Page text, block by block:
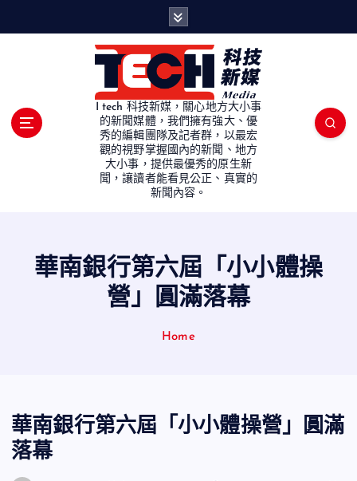
I tech 科技新媒，關心地方大小事
的新聞媒體，我們擁有強大、優
秀的編輯團隊及記者群，以最宏
觀的視野掌握國內的新聞、地方
大小事，提供最優秀的原生新
聞，讓讀者能看見公正、真實的
新聞內容。
華南銀行第六屆「小小體操
營」圓滿落幕
Home
華南銀行第六屆「小小體操營」圓滿
落幕